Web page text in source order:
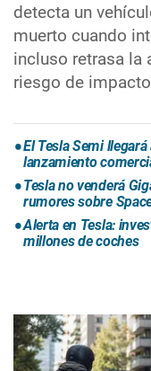
detecta un
muerto cuando
incluso retrasa la
riesgo de
El Tesla Semi
lanzamiento
Tesla no venderá
rumores sobre
Alerta en Tesla:
millones de coches